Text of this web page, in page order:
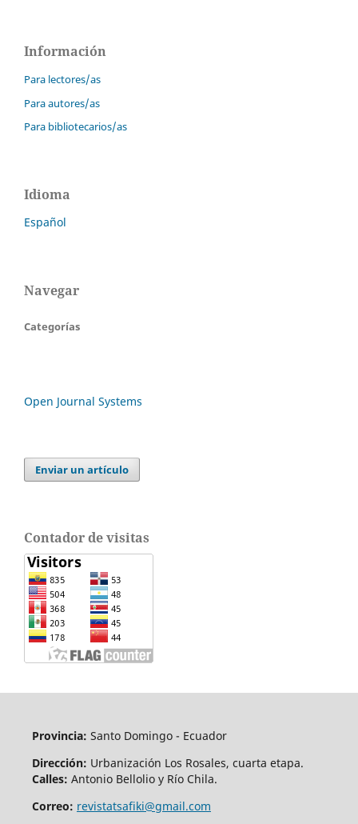
Información
Para lectores/as
Para autores/as
Para bibliotecarios/as
Idioma
Español
Navegar
Categorías
Open Journal Systems
Enviar un artículo
Contador de visitas
Provincia: Santo Domingo - Ecuador
Dirección: Urbanización Los Rosales, cuarta etapa.
Calles: Antonio Bellolio y Río Chila.
Correo: revistatsafiki@gmail.com